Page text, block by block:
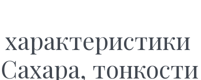
тонкости